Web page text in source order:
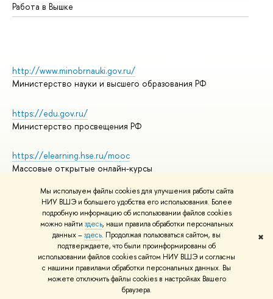
Мы используем файлы cookies для улучшения работы сайта
НИУ ВШЭ и большего удобства его использования. Более
подробную информацию об использовании файлов cookies
можно найти здесь, наши правила обработки персональных
данных –здесь. Продолжая пользоваться сайтом, вы
подтверждаете, что были проинформированы об
использовании файлов cookies сайтом НИУ ВШЭ и согласны
с нашими правилами обработки персональных данных. Вы
можете отключить файлы cookies в настройках Вашего
браузера.
✖
Работа в Вышке
http://www.minobrnauki.gov.ru/
Министерство науки и высшего образования РФ
https://edu.gov.ru/
Министерство просвещения РФ
https://elearning.hse.ru/mooc
Массовые открытые онлайн-курсы
© НИУ ВШЭ 1993–2026
Адреса и контакты
Условия использования материалов
Политика конфиденциальности
Правила применения рекомендательных технологий в НИУ ВШЭ
Карта сайта